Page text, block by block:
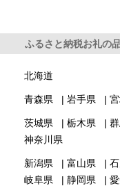
ふるさと納税お礼の
北海道
青森県 岩手県
茨城県 栃木県
神奈川県
新潟県 富山県
岐阜県
静岡県